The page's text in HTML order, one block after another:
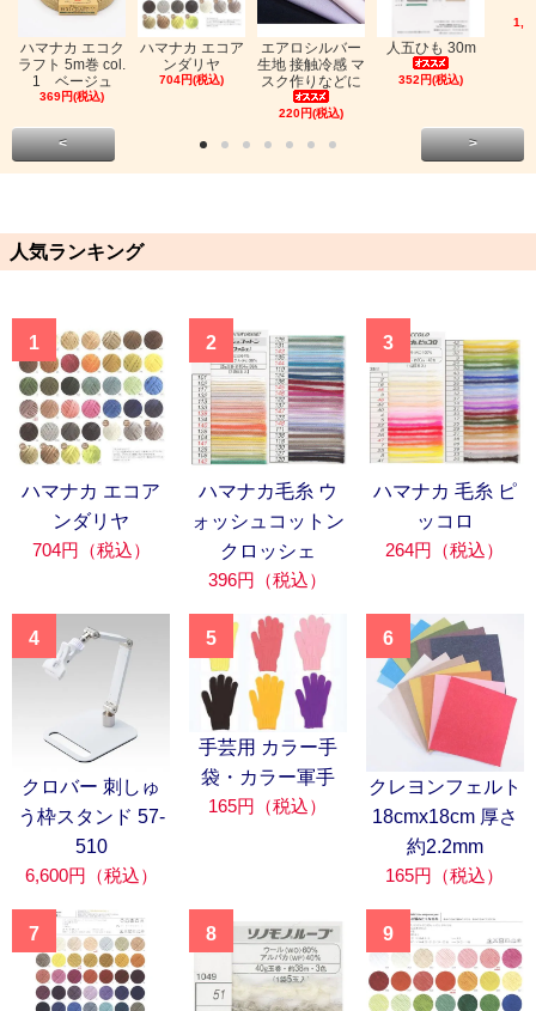
ハマナカ エコク
ラフト 5m巻 col.
1 ベージュ
369円(税込)
ハマナカ エコア
ンダリヤ
704円(税込)
エアロシルバー
生地 接触冷感 マ
スク作りなどに
220円(税込)
人五ひも 30m
352円(税込)
< >
人気ランキング
1
ハマナカ エコア
ンダリヤ
704円（税込）
2
ハマナカ毛糸 ウ
ォッシュコットン
クロッシェ
396円（税込）
3
ハマナカ 毛糸 ピ
ッコロ
264円（税込）
4
クロバー 刺しゅ
う枠スタンド 57-
510
6,600円（税込）
5
手芸用 カラー手
袋・カラー軍手
165円（税込）
6
クレヨンフェルト
18cmx18cm 厚さ
約2.2mm
165円（税込）
7 8 9